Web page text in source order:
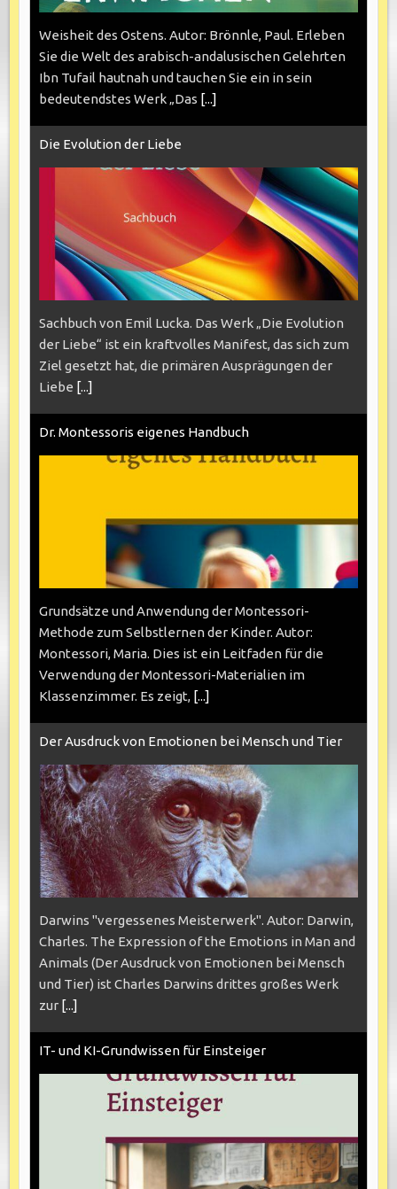
Weisheit des Ostens. Autor: Brönnle, Paul. Erleben
Sie die Welt des arabisch-andalusischen Gelehrten
Ibn Tufail hautnah und tauchen Sie ein in sein
bedeutendstes Werk „Das [...]
Die Evolution der Liebe
Sachbuch von Emil Lucka. Das Werk „Die Evolution
der Liebe“ ist ein kraftvolles Manifest, das sich zum
Ziel gesetzt hat, die primären Ausprägungen der
Liebe [...]
Dr. Montessoris eigenes Handbuch
Grundsätze und Anwendung der Montessori-
Methode zum Selbstlernen der Kinder. Autor:
Montessori, Maria. Dies ist ein Leitfaden für die
Verwendung der Montessori-Materialien im
Klassenzimmer. Es zeigt, [...]
Der Ausdruck von Emotionen bei Mensch und Tier
Darwins "vergessenes Meisterwerk". Autor: Darwin,
Charles. The Expression of the Emotions in Man and
Animals (Der Ausdruck von Emotionen bei Mensch
und Tier) ist Charles Darwins drittes großes Werk
zur [...]
IT- und KI-Grundwissen für Einsteiger